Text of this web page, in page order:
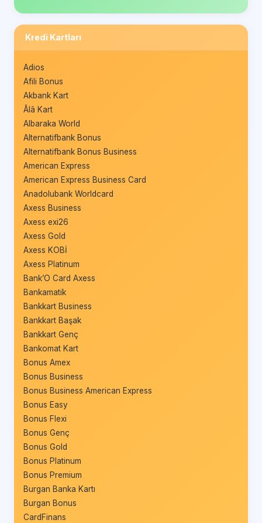
Kredi Kartları
Adios
Afili Bonus
Akbank Kart
Âlâ Kart
Albaraka World
Alternatifbank Bonus
Alternatifbank Bonus Business
American Express
American Express Business Card
Anadolubank Worldcard
Axess Business
Axess exi26
Axess Gold
Axess KOBİ
Axess Platinum
Bank’O Card Axess
Bankamatik
Bankkart Business
Bankkart Başak
Bankkart Genç
Bankomat Kart
Bonus Amex
Bonus Business
Bonus Business American Express
Bonus Easy
Bonus Flexi
Bonus Genç
Bonus Gold
Bonus Platinum
Bonus Premium
Burgan Banka Kartı
Burgan Bonus
CardFinans